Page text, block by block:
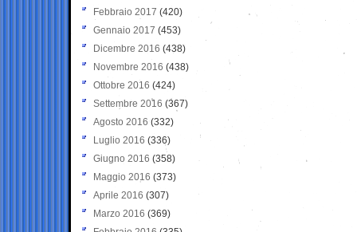
Febbraio 2017 (420)
Gennaio 2017 (453)
Dicembre 2016 (438)
Novembre 2016 (438)
Ottobre 2016 (424)
Settembre 2016 (367)
Agosto 2016 (332)
Luglio 2016 (336)
Giugno 2016 (358)
Maggio 2016 (373)
Aprile 2016 (307)
Marzo 2016 (369)